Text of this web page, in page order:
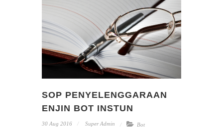
SOP PENYELENGGARAAN
ENJIN BOT INSTUN
30 Aug 2016 Super Admin Bot